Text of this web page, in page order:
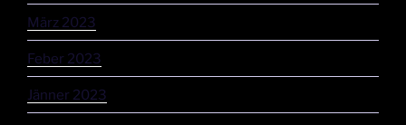
März 2023
Feber 2023
Jänner 2023